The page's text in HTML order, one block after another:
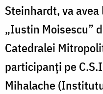
Steinhardt, va
„Iustin Moisescu”
Catedralei
participanți pe
Mihalache